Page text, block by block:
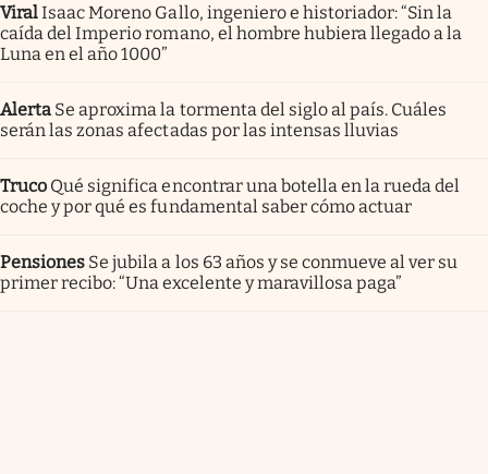
ViralIsaac Moreno Gallo, ingeniero e historiador: “Sin la
caída del Imperio romano, el hombre hubiera llegado a la
Luna en el año 1000”
Alerta Se aproxima la tormenta del siglo al país. Cuáles
serán las zonas afectadas por las intensas lluvias
Truco Qué significa encontrar una botella en la rueda del
coche y por qué es fundamental saber cómo actuar
Pensiones Se jubila a los 63 años y se conmueve al ver su
primer recibo: “Una excelente y maravillosa paga”